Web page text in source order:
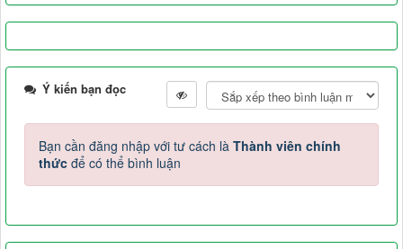
Ý kiến bạn đọc
Bạn cần đăng nhập với tư cách là Thành viên chính
thức để có thể bình luận